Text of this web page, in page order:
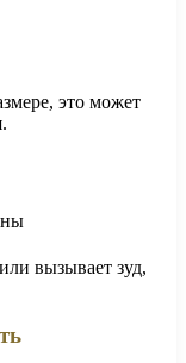
это может
вызывает зуд,